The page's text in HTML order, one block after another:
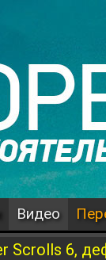
Видео
Scrolls 6,